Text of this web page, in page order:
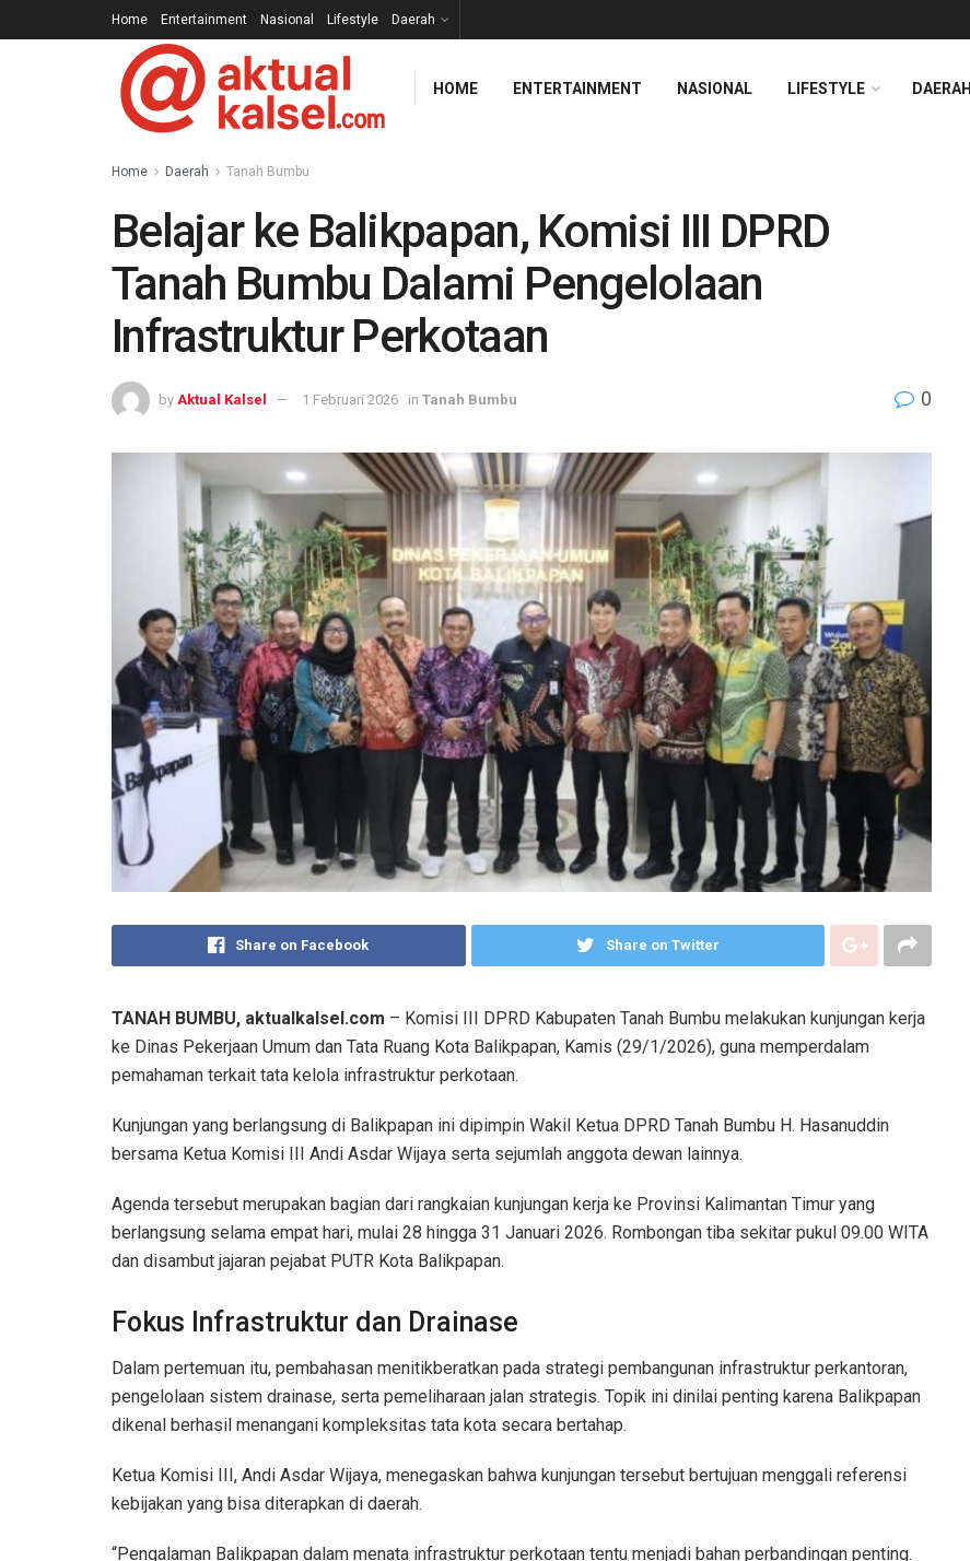
Home Entertainment Nasional Lifestyle Daerah
HOME ENTERTAINMENT NASIONAL LIFESTYLE DAERAH
Home Daerah Tanah Bumbu
Belajar ke Balikpapan, Komisi III DPRD
Tanah Bumbu Dalami Pengelolaan
Infrastruktur Perkotaan
by Aktual Kalsel 1 Februari 2026 in Tanah Bumbu 0
Share on Facebook Share on Twitter
TANAH BUMBU, aktualkalsel.com – Komisi III DPRD Kabupaten Tanah Bumbu melakukan kunjungan kerja
ke Dinas Pekerjaan Umum dan Tata Ruang Kota Balikpapan, Kamis (29/1/2026), guna memperdalam
pemahaman terkait tata kelola infrastruktur perkotaan.
Kunjungan yang berlangsung di Balikpapan ini dipimpin Wakil Ketua DPRD Tanah Bumbu H. Hasanuddin
bersama Ketua Komisi III Andi Asdar Wijaya serta sejumlah anggota dewan lainnya.
Agenda tersebut merupakan bagian dari rangkaian kunjungan kerja ke Provinsi Kalimantan Timur yang
berlangsung selama empat hari, mulai 28 hingga 31 Januari 2026. Rombongan tiba sekitar pukul 09.00 WITA
dan disambut jajaran pejabat PUTR Kota Balikpapan.
Fokus Infrastruktur dan Drainase
Dalam pertemuan itu, pembahasan menitikberatkan pada strategi pembangunan infrastruktur perkantoran,
pengelolaan sistem drainase, serta pemeliharaan jalan strategis. Topik ini dinilai penting karena Balikpapan
dikenal berhasil menangani kompleksitas tata kota secara bertahap.
Ketua Komisi III, Andi Asdar Wijaya, menegaskan bahwa kunjungan tersebut bertujuan menggali referensi
kebijakan yang bisa diterapkan di daerah.
“Pengalaman Balikpapan dalam menata infrastruktur perkotaan tentu menjadi bahan perbandingan penting.